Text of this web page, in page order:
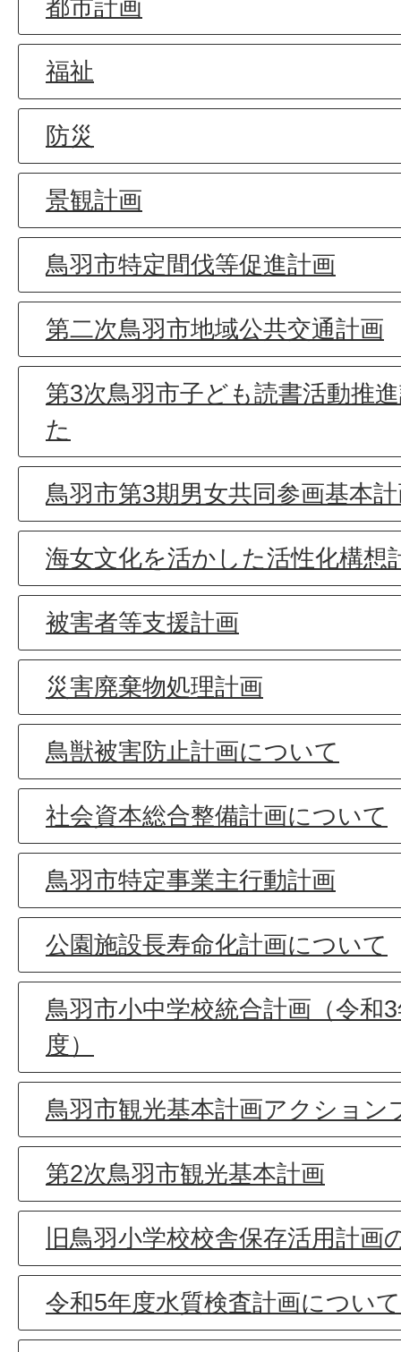
都市計画
福祉
防災
景観計画
鳥羽市特定間伐等促進計画
第二次鳥羽市地域公共交通計画
第3次鳥羽市子ども読書活動推
た
鳥羽市第3期男女共同参画基本
海女文化を活かした活性化構想
被害者等支援計画
災害廃棄物処理計画
鳥獣被害防止計画について
社会資本総合整備計画について
鳥羽市特定事業主行動計画
公園施設長寿命化計画について
鳥羽市小中学校統合計画（令和
度）
鳥羽市観光基本計画アクション
第2次鳥羽市観光基本計画
旧鳥羽小学校校舎保存活用計画
令和5年度水質検査計画について